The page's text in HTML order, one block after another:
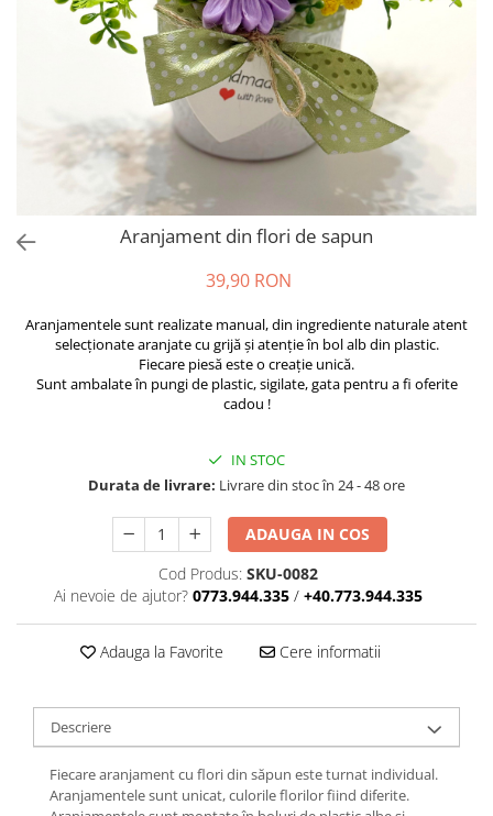
Aranjament din flori de sapun
39,90 RON
Aranjamentele sunt realizate manual, din ingrediente naturale atent
selecționate aranjate cu grijă și atenție în bol alb din plastic.
Fiecare piesă este o creație unică.
Sunt ambalate în pungi de plastic, sigilate, gata pentru a fi oferite
cadou !
IN STOC
Durata de livrare: Livrare din stoc în 24 - 48 ore
ADAUGA IN COS
Cod Produs: SKU-0082
Ai nevoie de ajutor? 0773.944.335 / +40.773.944.335
Adauga la Favorite Cere informatii
Descriere
Fiecare aranjament cu flori din săpun este turnat individual.
Aranjamentele sunt unicat, culorile florilor fiind diferite.